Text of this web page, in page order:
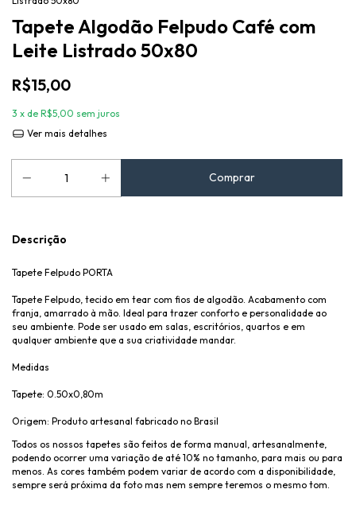
Tapete Algodão Felpudo Café com
Leite Listrado 50x80
R$15,00
3 x de R$5,00 sem juros
Ver mais detalhes
Descrição
Tapete Felpudo PORTA
Tapete Felpudo, tecido em tear com fios de algodão. Acabamento com
franja, amarrado à mão. Ideal para trazer conforto e personalidade ao
seu ambiente. Pode ser usado em salas, escritórios, quartos e em
qualquer ambiente que a sua criatividade mandar.
Medidas
Tapete: 0.50x0,80m
Origem: Produto artesanal fabricado no Brasil
Todos os nossos tapetes são feitos de forma manual, artesanalmente,
podendo ocorrer uma variação de até 10% no tamanho, para mais ou para
menos. As cores também podem variar de acordo com a disponibilidade,
sempre será próxima da foto mas nem sempre teremos o mesmo tom.